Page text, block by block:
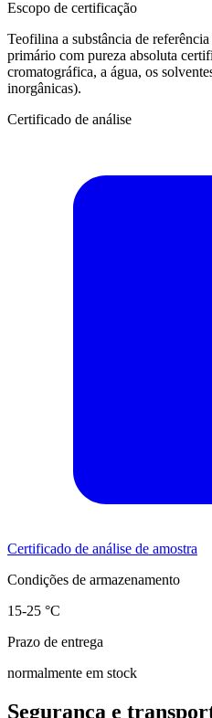
Escopo de certificação
Teofilina a substância de
primário com pureza absoluta
cromatográfica, a água, os
inorgânicas).
Certificado de análise
Certificado de análise de amostra
Condições de armazenamento
15-25 °C
Prazo de entrega
normalmente em stock
Segurança e